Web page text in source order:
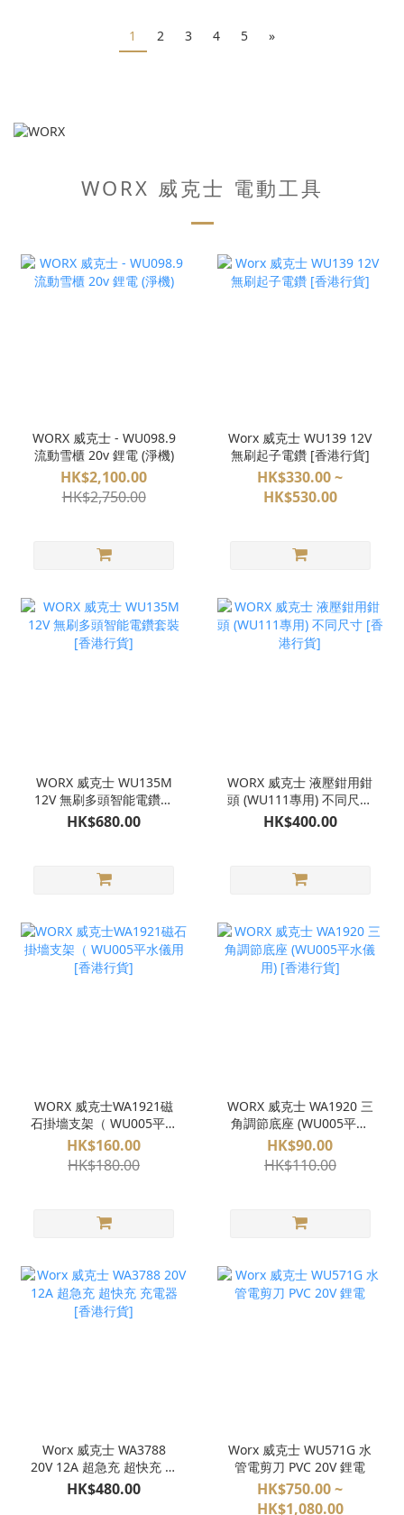
1 2 3 4 5 »
WORX 威克士 電動工具
WORX 威克士 - WU098.9
流動雪櫃 20v 鋰電 (淨機)
HK$2,100.00
HK$2,750.00
Worx 威克士 WU139 12V
無刷起子電鑽 [香港行貨]
HK$330.00 ~
HK$530.00
WORX 威克士 WU135M
12V 無刷多頭智能電鑽套
裝 [香港行貨]
HK$680.00
WORX 威克士 液壓鉗用鉗
頭 (WU111專用) 不同尺寸
[香港行貨]
HK$400.00
WORX 威克士WA1921磁
石掛墻支架（ WU005平水
儀用 [香港行貨]
HK$160.00
HK$180.00
WORX 威克士 WA1920 三
角調節底座 (WU005平水
儀用) [香港行貨]
HK$90.00
HK$110.00
Worx 威克士 WA3788
20V 12A 超急充 超快充 充
電器 [香港行貨]
HK$480.00
Worx 威克士 WU571G 水
管電剪刀 PVC 20V 鋰電
HK$750.00 ~
HK$1,080.00